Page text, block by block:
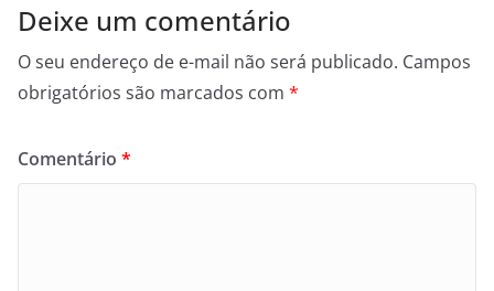
Deixe um comentário
O seu endereço de e-mail não será publicado. Campos
obrigatórios são marcados com *
Comentário *